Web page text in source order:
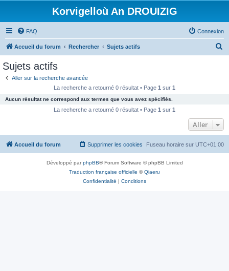
Korvigelloù An DROUIZIG
FAQ Connexion
Accueil du forum Rechercher Sujets actifs
c
e
Sujets actifs
Aller sur la recherche avancée
La recherche a retourné 0 résultat • Page 1 sur 1
Aucun résultat ne correspond aux termes que vous avez spécifiés.
La recherche a retourné 0 résultat • Page 1 sur 1
Aller
Accueil du forum Fuseau horaire sur UTC+01:00
Supprimer les cookies
Développé parphpBB® Forum Software © phpBB Limited
Traduction française officielle ©Qiaeru
Confidentialité | Conditions